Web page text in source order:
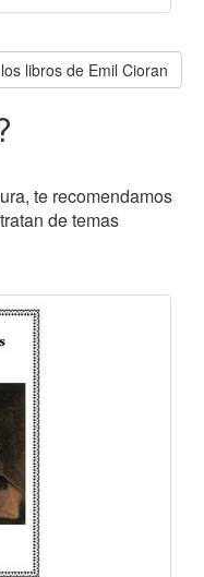
libros de Emil Cioran
te recomendamos
de temas